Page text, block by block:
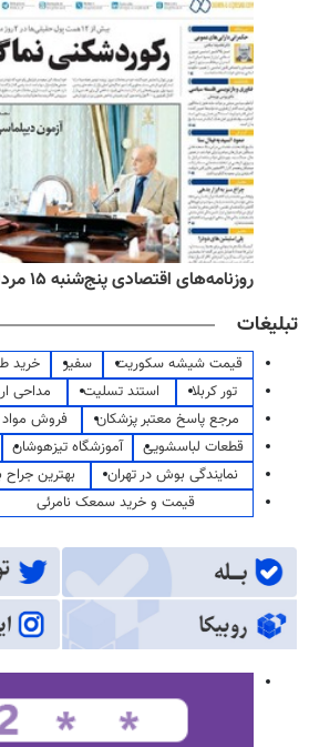
روزنامه‌های اقتصادی پنج‌شنبه ۱۵ مرداد ۱۴۰۵
تبلیغات
قیمت شیشه سکوریت سفیر خرید
تور کربلا
استند تسلیت مداحی
مرجع پاسخ معتبر پزشکان
فروش
قطعات لباسشویی
آموزشگاه تیزهوشان
نمایندگی بوش در تهران
بهترین جراح
قیمت و خرید سمعک نامرئی